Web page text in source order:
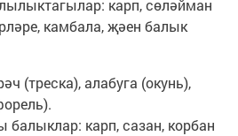
карп, сөләйман
камбала, җәен балык
(треска), алабуга (окунь),
карп, сазан, корбан